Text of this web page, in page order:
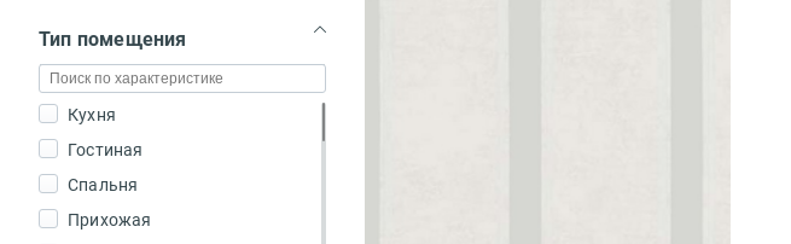
Тип помещения
Кухня
Гостиная
Спальня
Прихожая